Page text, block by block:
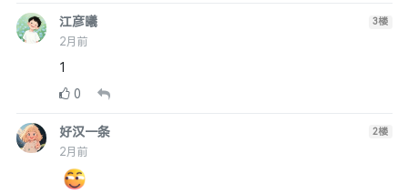
江彦曦
2月前
3楼
1
0
好汉一条
2月前
2楼